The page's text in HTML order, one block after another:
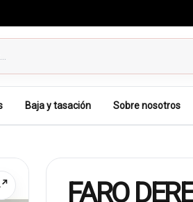
Baja y tasación Sobre nosotros
FARO